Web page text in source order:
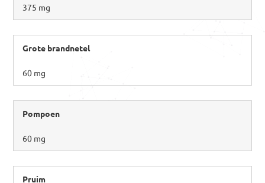
375 mg
Grote brandnetel
60 mg
Pompoen
60 mg
Pruim